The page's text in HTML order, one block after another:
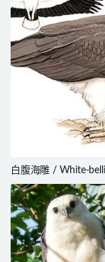
白腹海雕 / White-
Eagle / Haliaeetus